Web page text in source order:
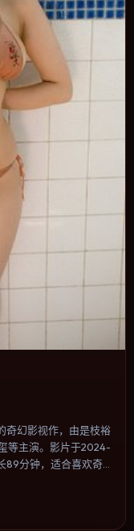
奇幻影视作，由是枝裕
等主演。影片于2024-
89分钟，适合喜欢奇
影或类型片补片的选